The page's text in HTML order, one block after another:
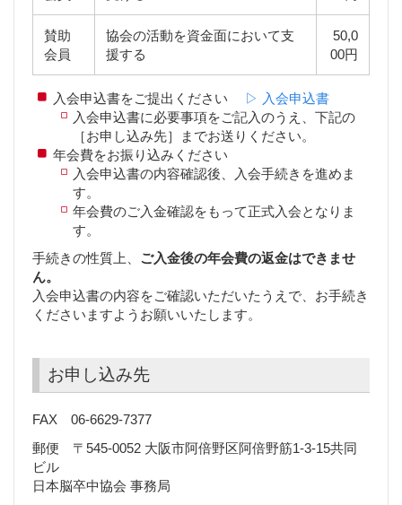
賛助
会員
協会の活動を資金面において支
援する
50,0
00円
入会申込書をご提出ください
▷ 入会申込書
入会申込書に必要事項をご記入のうえ、下記の
［お申し込み先］までお送りください。
年会費をお振り込みください
入会申込書の内容確認後、入会手続きを進めま
す。
年会費のご入金確認をもって正式入会となりま
す。
手続きの性質上、 ご入金後の年会費の返金はできませ
ん。
入会申込書の内容をご確認いただいたうえで、お手続き
くださいますようお願いいたします。
お申し込み先
FAX 06-6629-7377
郵便 〒545-0052 大阪市阿倍野区阿倍野筋1-3-15共同
ビル
日本脳卒中協会 事務局